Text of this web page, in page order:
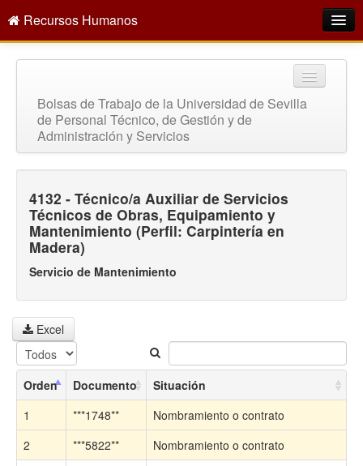
Recursos Humanos
Oferta empleo público
Directorio
Servicios
Buscar
Bolsas de Trabajo de la Universidad de Sevilla
de Personal Técnico, de Gestión y de
Administración y Servicios
4132 - Técnico/a Auxiliar de Servicios
Técnicos de Obras, Equipamiento y
Mantenimiento (Perfil: Carpintería en
Madera)
Servicio de Mantenimiento
Excel
Orden Documento
Situación
1
***1748**
Nombramiento o contrato
2
***5822**
Nombramiento o contrato